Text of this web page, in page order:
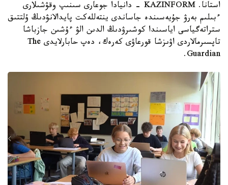
استانا. KAZINFORM - دانيادا جوعارى سىنىپ وقۋشىلارى
ءبىلىم بەرۋ جۇيەسىندە جاساندى ينتەللەكت پايدالانۋدىڭ ۇلتتىق
ستراتەگياسى اياسىندا كوشىرۋدىڭ الدىن الۋ ءۇشىن جازباشا
تاپسىرمالاردى اۋىزشا قورعاۋى كەرەك، دەپ حابارلايدى The
Guardian.